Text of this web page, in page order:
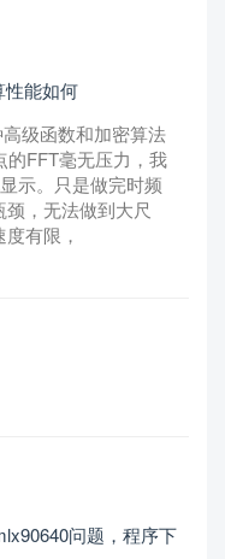
性能如何
级函数和加密算法
的FFT毫无压力，我
示。只是做完时频
，无法做到大尺
有限，
问题，程序下